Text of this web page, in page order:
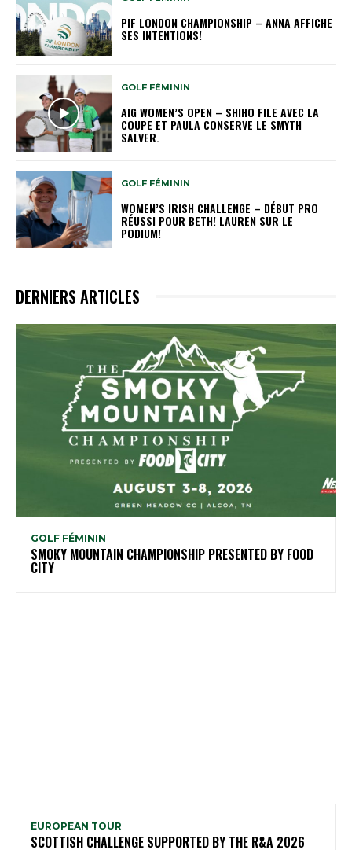
PIF LONDON CHAMPIONSHIP – ANNA AFFICHE
SES INTENTIONS!
GOLF FÉMININ
AIG WOMEN’S OPEN – SHIHO FILE AVEC LA
COUPE ET PAULA CONSERVE LE SMYTH
SALVER.
GOLF FÉMININ
WOMEN’S IRISH CHALLENGE – DÉBUT PRO
RÉUSSI POUR BETH! LAUREN SUR LE
PODIUM!
DERNIERS ARTICLES
GOLF FÉMININ
SMOKY MOUNTAIN CHAMPIONSHIP PRESENTED BY FOOD
CITY
EUROPEAN TOUR
SCOTTISH CHALLENGE SUPPORTED BY THE R&A 2026